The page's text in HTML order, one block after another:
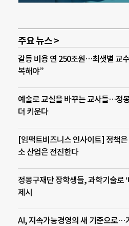
주요 뉴스 >
갈등 비용 연 250조원…최샛별 교
복해야”
예술로 교실을 바꾸는 교사들…정
더 키운다
[임팩트비즈니스 인사이트] 정책
소 산업은 전진한다
정몽구재단 장학생들, 과학기술로 ‘
제시
AI, 지속가능경영의 새 기준으로…